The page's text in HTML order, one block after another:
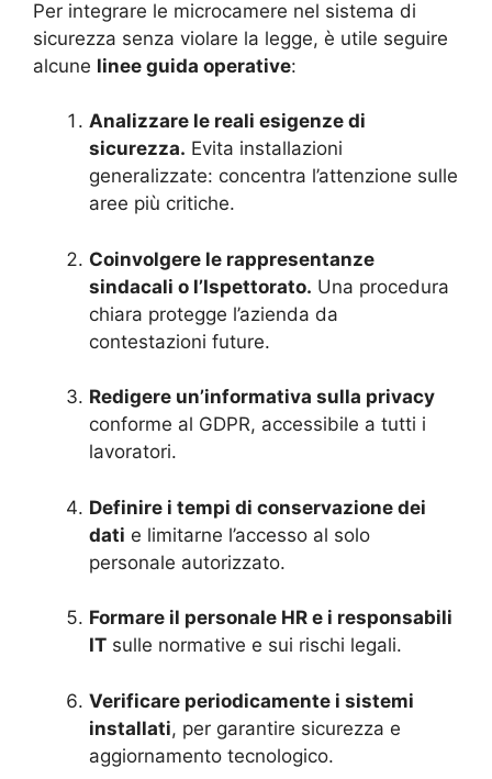
Per integrare le microcamere nel sistema di
sicurezza senza violare la legge, è utile seguire
alcune linee guida operative:
Analizzare le reali esigenze di
sicurezza. Evita installazioni
generalizzate: concentra l’attenzione sulle
aree più critiche.
Coinvolgere le rappresentanze
sindacali o l’Ispettorato. Una procedura
chiara protegge l’azienda da
contestazioni future.
Redigere un’informativa sulla privacy
conforme al GDPR, accessibile a tutti i
lavoratori.
Definire i tempi di conservazione dei
dati e limitarne l’accesso al solo
personale autorizzato.
Formare il personale HR e i responsabili
IT sulle normative e sui rischi legali.
Verificare periodicamente i sistemi
installati, per garantire sicurezza e
aggiornamento tecnologico.